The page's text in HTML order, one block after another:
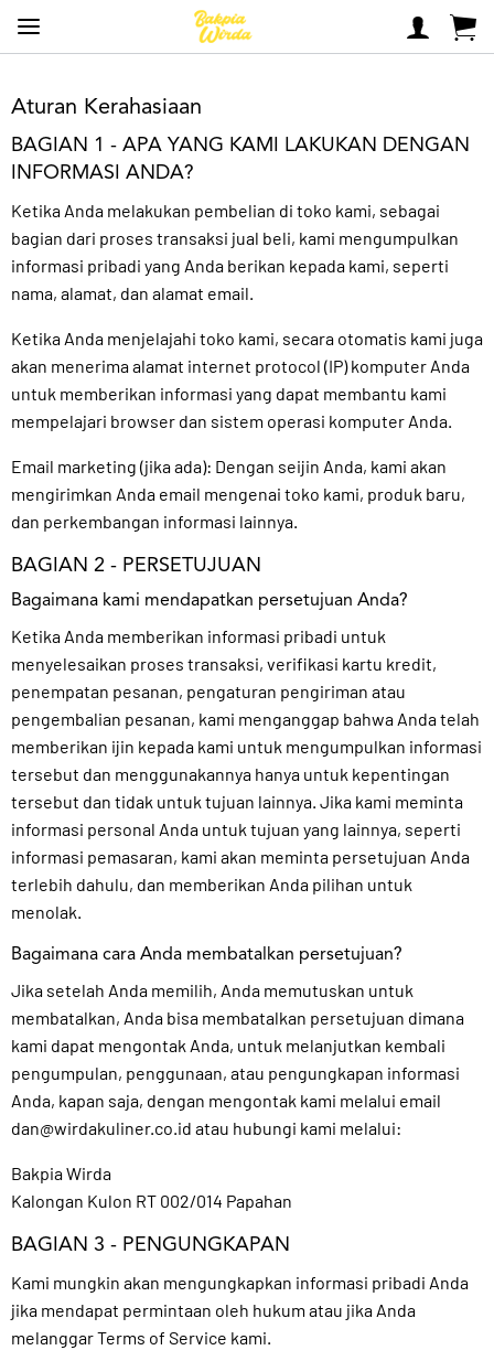
Aturan Kerahasiaan
BAGIAN 1 - APA YANG KAMI LAKUKAN DENGAN
INFORMASI ANDA?
Ketika Anda melakukan pembelian di toko kami, sebagai
bagian dari proses transaksi jual beli, kami mengumpulkan
informasi pribadi yang Anda berikan kepada kami, seperti
nama, alamat, dan alamat email.
Ketika Anda menjelajahi toko kami, secara otomatis kami juga
akan menerima alamat internet protocol (IP) komputer Anda
untuk memberikan informasi yang dapat membantu kami
mempelajari browser dan sistem operasi komputer Anda.
Email marketing (jika ada): Dengan seijin Anda, kami akan
mengirimkan Anda email mengenai toko kami, produk baru,
dan perkembangan informasi lainnya.
BAGIAN 2 - PERSETUJUAN
Bagaimana kami mendapatkan persetujuan Anda?
Ketika Anda memberikan informasi pribadi untuk
menyelesaikan proses transaksi, verifikasi kartu kredit,
penempatan pesanan, pengaturan pengiriman atau
pengembalian pesanan, kami menganggap bahwa Anda telah
memberikan ijin kepada kami untuk mengumpulkan informasi
tersebut dan menggunakannya hanya untuk kepentingan
tersebut dan tidak untuk tujuan lainnya. Jika kami meminta
informasi personal Anda untuk tujuan yang lainnya, seperti
informasi pemasaran, kami akan meminta persetujuan Anda
terlebih dahulu, dan memberikan Anda pilihan untuk
menolak.
Bagaimana cara Anda membatalkan persetujuan?
Jika setelah Anda memilih, Anda memutuskan untuk
membatalkan, Anda bisa membatalkan persetujuan dimana
kami dapat mengontak Anda, untuk melanjutkan kembali
pengumpulan, penggunaan, atau pengungkapan informasi
Anda, kapan saja, dengan mengontak kami melalui email
dan@wirdakuliner.co.id atau hubungi kami melalui:
Bakpia Wirda
Kalongan Kulon RT 002/014 Papahan
BAGIAN 3 - PENGUNGKAPAN
Kami mungkin akan mengungkapkan informasi pribadi Anda
jika mendapat permintaan oleh hukum atau jika Anda
melanggar Terms of Service kami.